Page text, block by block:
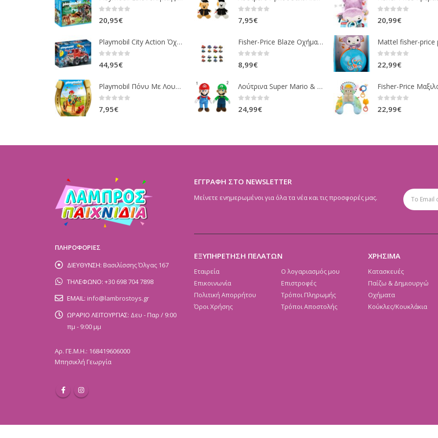
20,95€
Playmobil City Action Όχημα Πυροσβεστικής Με Τροχαλία Ρυμούλκησης 9466
44,95€
Playmobil Πόνυ Με Λουλουδάκια Και Κοριτσάκι 6968
7,95€
7,95€
Fisher-Price Blaze Οχήματα Die Cast 16 Σχέδια CGF20
8,99€
Λούτρινα Super Mario & Luigi 2 Σχέδια 30,5 Εκ. GOL13769
24,99€
20,99€
22,99€
22,99€
ΠΛΗΡΟΦΟΡΙΕΣ
ΔΙΕΥΘΥΝΣΗ: Βασιλίσσης Όλγας 167
ΤΗΛΕΦΩΝΟ: +30 698 704 7898
EMAIL: info@lambrostoys.gr
ΩΡΑΡΙΟ ΛΕΙΤΟΥΡΓΙΑΣ: Δευ - Παρ / 9:00
πμ - 9:00 μμ
Αρ. ΓΕ.Μ.Η.: 168419606000
Μπησικλή Γεωργία
ΕΓΓΡΑΦΗ ΣΤΟ NEWSLETTER
Μείνετε ενημερωμένοι για όλα τα νέα και τις προσφορές μας.
ΕΞΥΠΗΡΕΤΗΣΗ ΠΕΛΑΤΩΝ
Εταιρεία
Επικοινωνία
Πολιτική Απορρήτου
Όροι Χρήσης
Ο λογαριασμός μου
Επιστροφές
Τρόποι Πληρωμής
Τρόποι Αποστολής
ΧΡΗΣΙΜΑ
Κατασκευές
Παίζω & Δημιουργώ
Οχήματα
Κούκλες/Κουκλάκια